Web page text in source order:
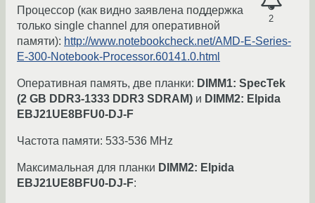
2
Процессор (как видно заявлена поддержка
только single channel для оперативной
памяти): http://www.notebookcheck.net/AMD-E-Series-
E-300-Notebook-Processor.60141.0.html
Оперативная память, две планки: DIMM1: SpecTek
(2 GB DDR3-1333 DDR3 SDRAM) и DIMM2: Elpida
EBJ21UE8BFU0-DJ-F
Частота памяти: 533-536 MHz
Максимальная для планки DIMM2: Elpida
EBJ21UE8BFU0-DJ-F: